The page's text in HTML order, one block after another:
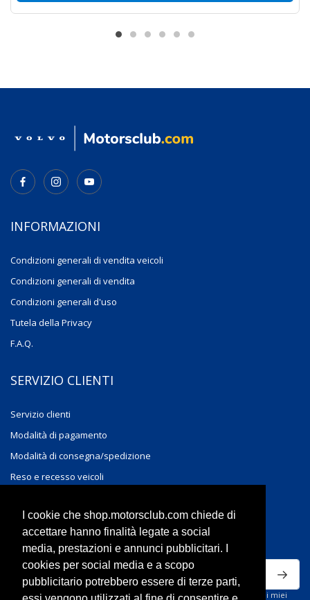
I cookie che shop.motorsclub.com chiede di
accettare hanno finalità legate a social
media, prestazioni e annunci pubblicitari. I
cookies per social media e a scopo
pubblicitario potrebbero essere di terze parti,
INFORMAZIONI
Condizioni generali di vendita veicoli
Condizioni generali di vendita
Condizioni generali d'uso
Tutela della Privacy
F.A.Q.
SERVIZIO CLIENTI
Servizio clienti
Modalità di pagamento
Modalità di consegna/spedizione
Reso e recesso veicoli
ISCRIVITI ALLA NEWSLETTER
Ho letto la privacy policy del sito e acconsento al trattamento dei miei